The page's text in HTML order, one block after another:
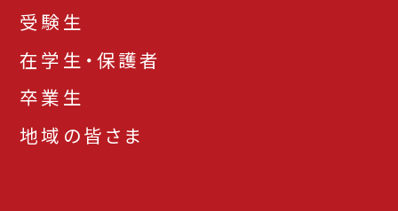
受験生
在学生・保護者
卒業生
地域の皆さま